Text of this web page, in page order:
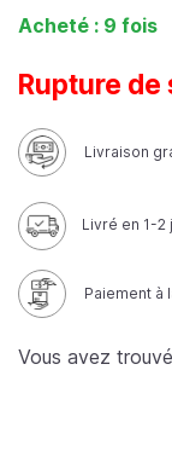
Acheté : 9 fois
Rupture de
Livraison
Livré en 1-2
Paiement à
Vous avez